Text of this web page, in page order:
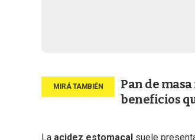
Pan de
beneficios
La acidez estomacal suele